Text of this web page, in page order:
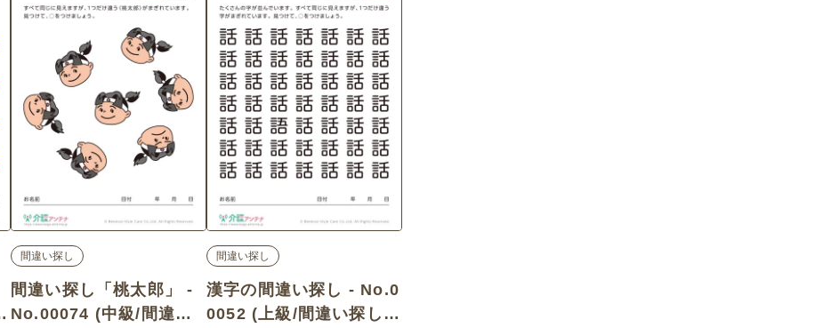
間違い探し
間違い探し「桃太郎」 -
No.00074 (中級/間違い
間違い探し
漢字の間違い探し - No.0
0052 (上級/間違い探しの